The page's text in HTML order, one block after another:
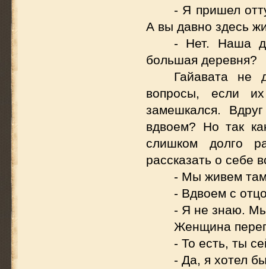
- Я пришел
А вы давно здесь
- Нет. Наша
большая деревня?
Гайавата не
вопросы, если
замешкался.
вдвоем? Но так
слишком долго
рассказать о себе
- Мы живем
- Вдвоем с
- Я не знаю.
Женщина
- То есть, ты
- Да, я хотел